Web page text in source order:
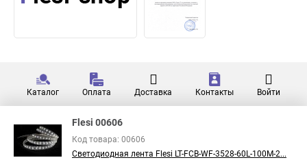
Каталог Оплата Доставка Контакты Войти
Flesi 00606
Код товара: 00606
Светодиодная лента Flesi LT-FCB-WF-3528-60L-100M-2...